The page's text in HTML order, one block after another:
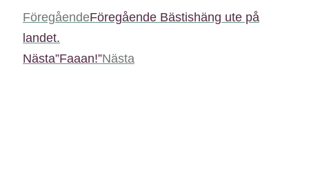
FöregåendeFöregående Bästishäng ute på
landet.
Nästa”Faaan!”Nästa